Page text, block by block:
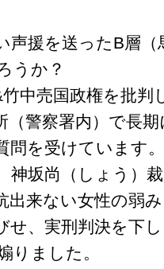
声援を送ったB層
うか？
中売国政権を批判
（警察署内）で長
問を受けています。
神坂尚（しょう）
出来ない女性の弱
せ、実刑判決を下
りました。